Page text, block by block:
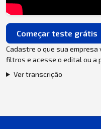
Começar teste grátis
Cadastre o que sua
filtros e acesse o edital ou a
Ver transcrição